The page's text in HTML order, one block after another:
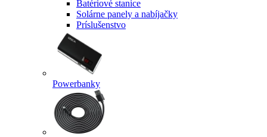
Batériové stanice
Solárne panely a nabíjačky
Príslušenstvo
Powerbanky